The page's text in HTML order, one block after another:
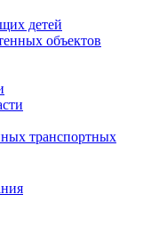
детей
объектов
транспортных